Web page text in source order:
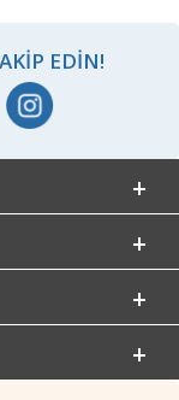
EDIN!